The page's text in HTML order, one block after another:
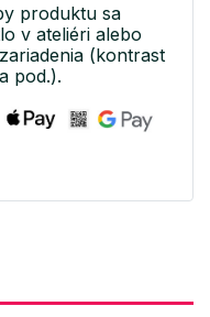
produktu sa
v ateliéri alebo
(kontrast
pod.).